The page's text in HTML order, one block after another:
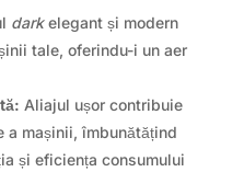
darkelegant și modern
tale, oferindu-i un aer
Aliajul ușor contribuie
a mașinii, îmbunătățind
și eficiența consumului